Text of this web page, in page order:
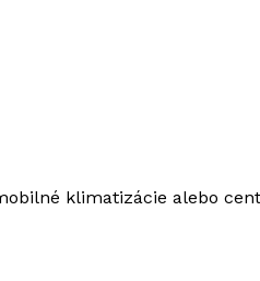
klimatizácie alebo